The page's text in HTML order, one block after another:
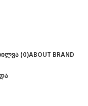
(0)ABOUT BRAND